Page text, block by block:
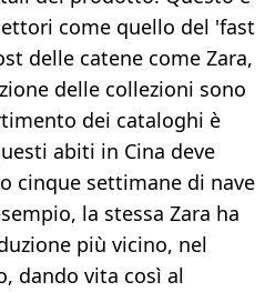
come quello del 'fast
delle catene come Zara,
delle collezioni sono
dei cataloghi è
abiti in Cina deve
cinque settimane di nave
la stessa Zara ha
più vicino, nel
dando vita così al